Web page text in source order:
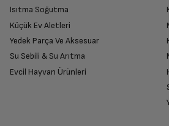
Arka Duvar Katalitik
İade
Yetkili
Isıtma Soğutma
Küçük Ev Aletleri
Yedek Parça Ve Aksesuar
Su Sebili & Su Arıtma
Evcil Hayvan Ürünleri